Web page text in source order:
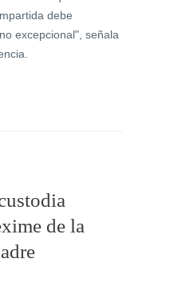
debe
excepcional", señala
de la